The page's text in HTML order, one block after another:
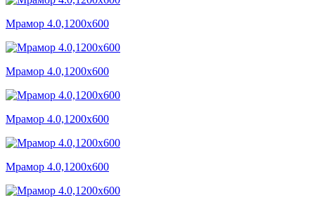
Мрамор 4.0,1200x600
Мрамор 4.0,1200x600
Мрамор 4.0,1200x600
Мрамор 4.0,1200x600